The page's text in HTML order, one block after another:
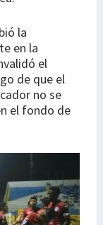
la
en la
el
de que el
no se
el fondo de